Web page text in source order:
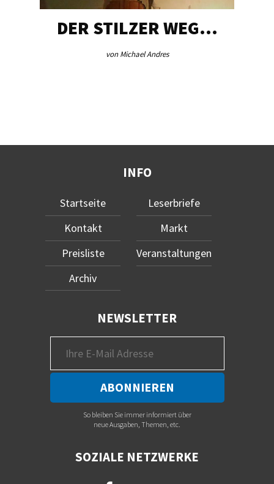
DER STILZER WEG…
von Michael Andres
INFO
Startseite
Kontakt
Preisliste
Archiv
Leserbriefe
Markt
Veranstaltungen
NEWSLETTER
So bleiben Sie immer informiert über
neue Ausgaben, Themen, etc.
SOZIALE NETZWERKE